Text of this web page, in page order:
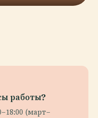
работы?
(март–